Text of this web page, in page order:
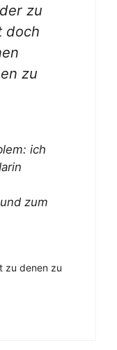
zu
doch
zu
ich
zum
zu denen zu